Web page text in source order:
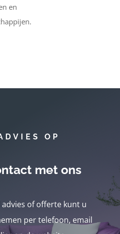
en
OP
met ons
of offerte kunt u
per telefoon, email